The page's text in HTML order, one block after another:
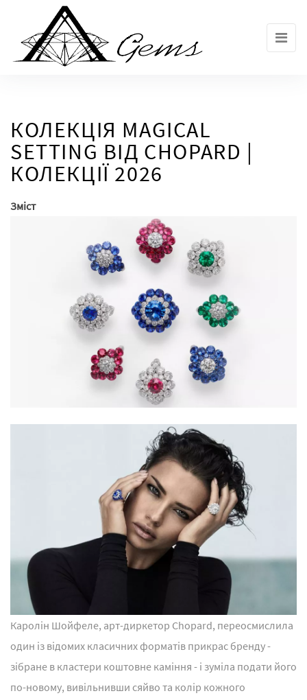
КОЛЕКЦІЯ MAGICAL
SETTING ВІД CHOPARD |
КОЛЕКЦІЇ 2026
Зміст
Каролін Шойфеле, арт-диркетор Chopard, переосмислила
один із відомих класичних форматів прикрас бренду -
зібране в кластери коштовне каміння - і зуміла подати його
по-новому, вивільнивши сяйво та колір кожного